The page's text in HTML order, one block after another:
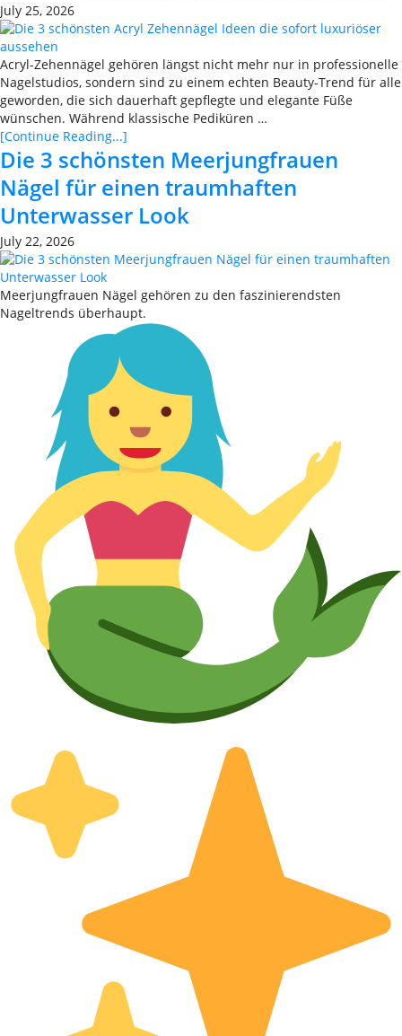
July 25, 2026
Acryl-Zehennägel gehören längst nicht mehr nur in professionelle
Nagelstudios, sondern sind zu einem echten Beauty-Trend für alle
geworden, die sich dauerhaft gepflegte und elegante Füße
wünschen. Während klassische Pediküren …
[Continue Reading...]
Die 3 schönsten Meerjungfrauen
Nägel für einen traumhaften
Unterwasser Look
July 22, 2026
Meerjungfrauen Nägel gehören zu den faszinierendsten
Nageltrends überhaupt.